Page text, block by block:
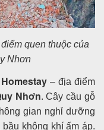
quen thuộc của
Nhơn
– địa điểm
Nhơn. Cây cầu gỗ
gian nghỉ dưỡng
không khí ấm áp.